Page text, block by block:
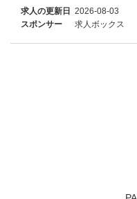
求人の更新日 2026-08-03
スポンサー
求人ボックス